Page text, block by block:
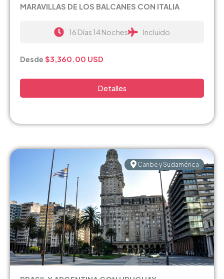
MARAVILLAS DE LOS BALCANES CON ITALIA
16 Días 14 Noches Incluido
Desde $3,360.00 USD
Detalles
Caribe y Sudamérica